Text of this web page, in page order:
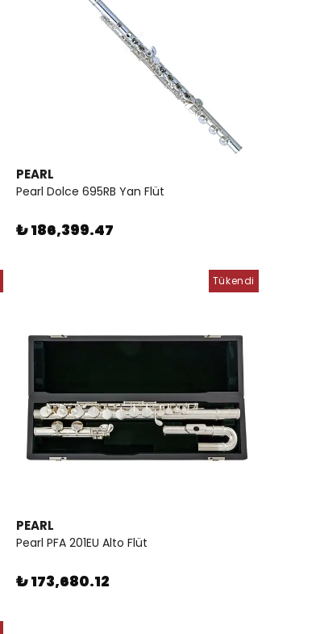
PEARL
Pearl Dolce 695RB Yan Flüt
₺ 186,399.47
Tükendi
PEARL
Pearl PFA 201EU Alto Flüt
₺ 173,680.12